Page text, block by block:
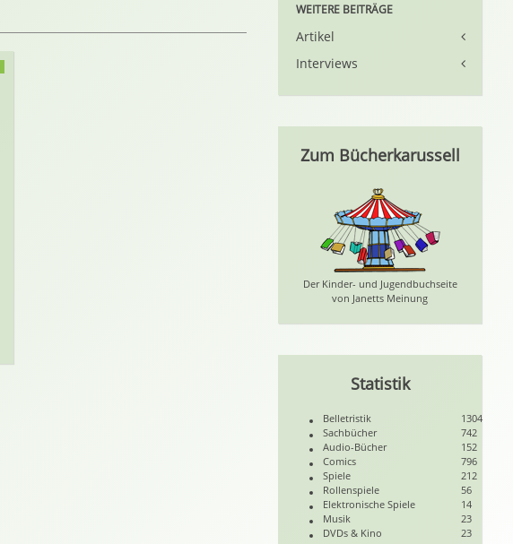
WEITERE BEITRÄGE
Artikel
Interviews
Zum Bücherkarussell
Der Kinder- und Jugendbuchseite
von Janetts Meinung
Statistik
Belletristik
1304
Sachbücher
742
Audio-Bücher
152
Comics
796
Spiele
212
Rollenspiele
56
Elektronische Spiele
14
Musik
23
DVDs & Kino
23